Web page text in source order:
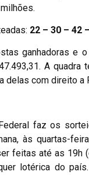
22 – 30 – 42
ganhadoras e
A quadra
delas com direito a
faz os
às quartas-
feitas até as 19h
lotérica do